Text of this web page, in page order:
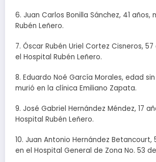
6. Juan Carlos Bonilla Sánchez, 41 años,
Rubén Leñero.
7. Óscar Rubén Uriel Cortez Cisneros,
el Hospital Rubén Leñero.
8. Eduardo Noé García Morales, edad
murió en la clínica Emiliano Zapata.
9. José Gabriel Hernández Méndez, 17
Hospital Rubén Leñero.
10. Juan Antonio Hernández Betancourt,
en el Hospital General de Zona No. 53